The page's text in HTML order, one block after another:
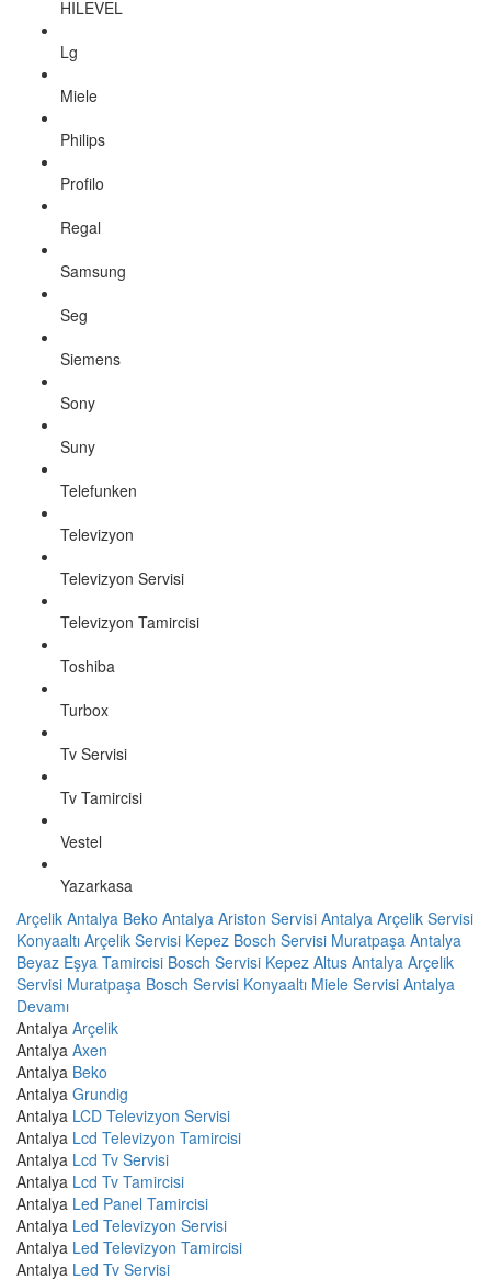
HILEVEL
Lg
Miele
Philips
Profilo
Regal
Samsung
Seg
Siemens
Sony
Suny
Telefunken
Televizyon
Televizyon Servisi
Televizyon Tamircisi
Toshiba
Turbox
Tv Servisi
Tv Tamircisi
Vestel
Yazarkasa
Arçelik Antalya Beko Antalya Ariston Servisi Antalya Arçelik Servisi
Konyaaltı Arçelik Servisi Kepez Bosch Servisi Muratpaşa Antalya
Beyaz Eşya Tamircisi Bosch Servisi Kepez Altus Antalya Arçelik
Servisi Muratpaşa Bosch Servisi Konyaaltı Miele Servisi Antalya
Devamı
Antalya Arçelik
Antalya Axen
Antalya Beko
Antalya Grundig
Antalya LCD Televizyon Servisi
Antalya Lcd Televizyon Tamircisi
Antalya Lcd Tv Servisi
Antalya Lcd Tv Tamircisi
Antalya Led Panel Tamircisi
Antalya Led Televizyon Servisi
Antalya Led Televizyon Tamircisi
Antalya Led Tv Servisi